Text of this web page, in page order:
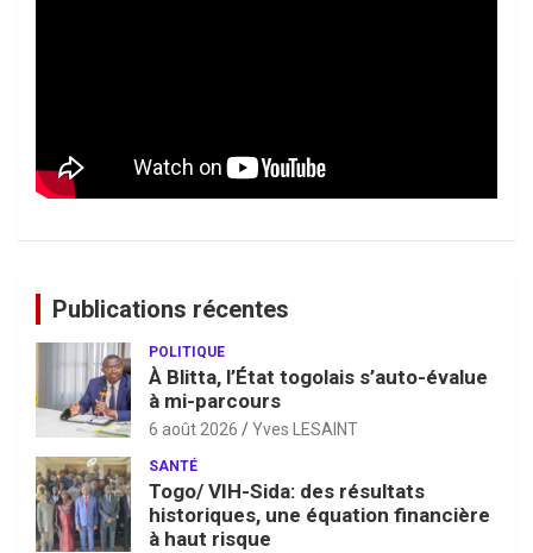
Publications récentes
POLITIQUE
À Blitta, l’État togolais s’auto-évalue
à mi-parcours
6 août 2026 Yves LESAINT
SANTÉ
Togo/ VIH-Sida: des résultats
historiques, une équation financière
à haut risque